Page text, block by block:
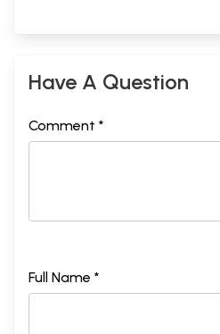
Have A Question
Comment *
Full Name *